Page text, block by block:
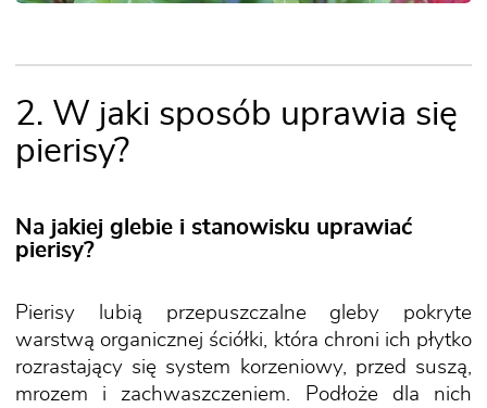
2. W jaki sposób uprawia się
pierisy?
Na jakiej glebie i stanowisku uprawiać
pierisy?
Pierisy lubią przepuszczalne gleby pokryte
warstwą organicznej ściółki, która chroni ich płytko
rozrastający się system korzeniowy, przed suszą,
mrozem i zachwaszczeniem. Podłoże dla nich